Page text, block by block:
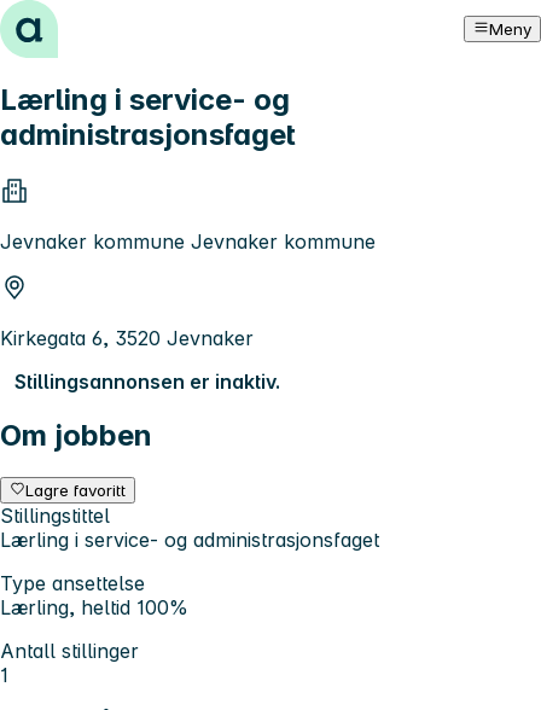
Hopp til innhold Meny
Lærling i service- og
administrasjonsfaget
Jevnaker kommune Jevnaker kommune
Kirkegata 6, 3520 Jevnaker
Stillingsannonsen er inaktiv.
Om jobben
Lagre favoritt
Stillingstittel
Lærling i service- og administrasjonsfaget
Type ansettelse
Lærling, heltid 100%
Antall stillinger
1